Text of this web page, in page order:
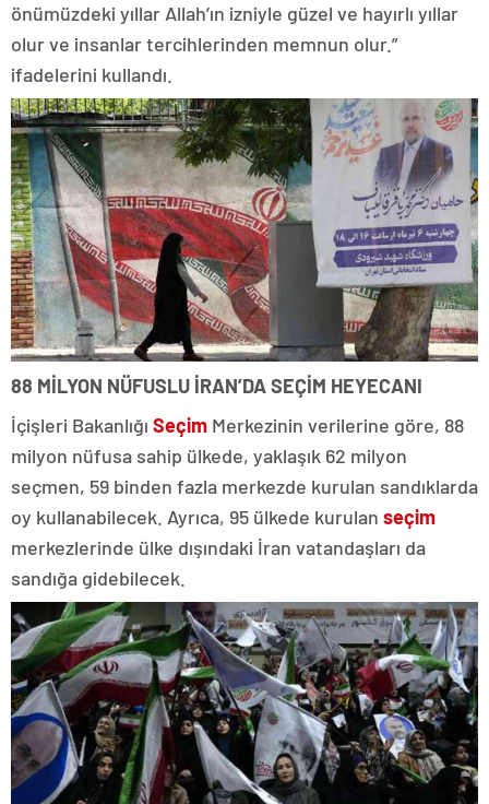
önümüzdeki yıllar Allah’ın izniyle güzel ve hayırlı yıllar
olur ve insanlar tercihlerinden memnun olur.”
ifadelerini kullandı.
88 MİLYON NÜFUSLU İRAN’DA SEÇİM HEYECANI
İçişleri Bakanlığı Seçim Merkezinin verilerine göre, 88
milyon nüfusa sahip ülkede, yaklaşık 62 milyon
seçmen, 59 binden fazla merkezde kurulan sandıklarda
oy kullanabilecek. Ayrıca, 95 ülkede kurulan seçim
merkezlerinde ülke dışındaki İran vatandaşları da
sandığa gidebilecek.